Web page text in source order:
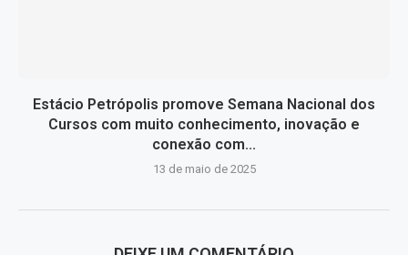
Estácio Petrópolis promove Semana Nacional dos
Cursos com muito conhecimento, inovação e
conexão com...
13 de maio de 2025